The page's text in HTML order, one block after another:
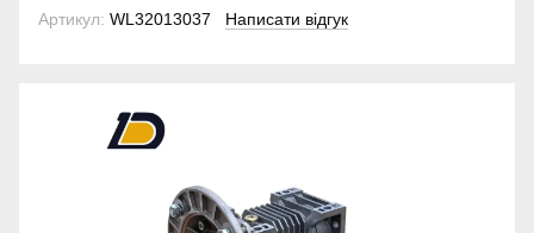
Артикул: WL32013037 Написати відгук